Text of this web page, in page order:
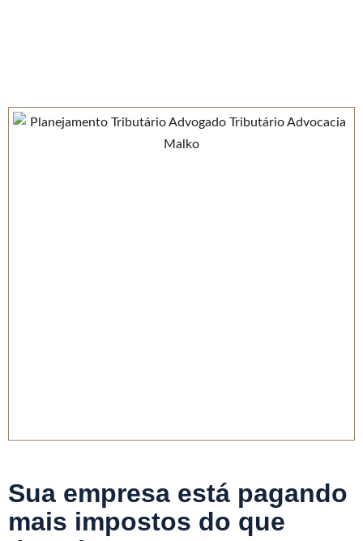
Sua empresa está pagando
mais impostos do que